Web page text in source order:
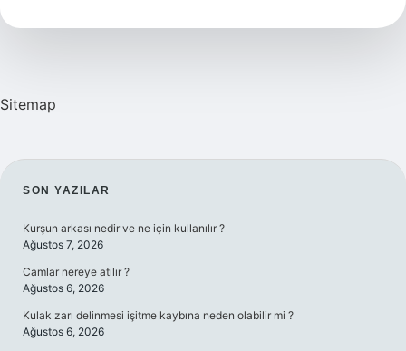
Sitemap
SIDEBAR
SON YAZILAR
Kurşun arkası nedir ve ne için kullanılır ?
Ağustos 7, 2026
Camlar nereye atılır ?
Ağustos 6, 2026
Kulak zarı delinmesi işitme kaybına neden olabilir mi ?
Ağustos 6, 2026